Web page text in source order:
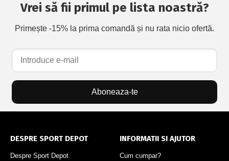
Vrei să fii primul pe lista noastră?
Primește -15% la prima comandă și nu rata nicio ofertă.
Aboneaza-te
DESPRE SPORT DEPOT
Despre Sport Depot
INFORMATII SI AJUTOR
Cum cumpar?